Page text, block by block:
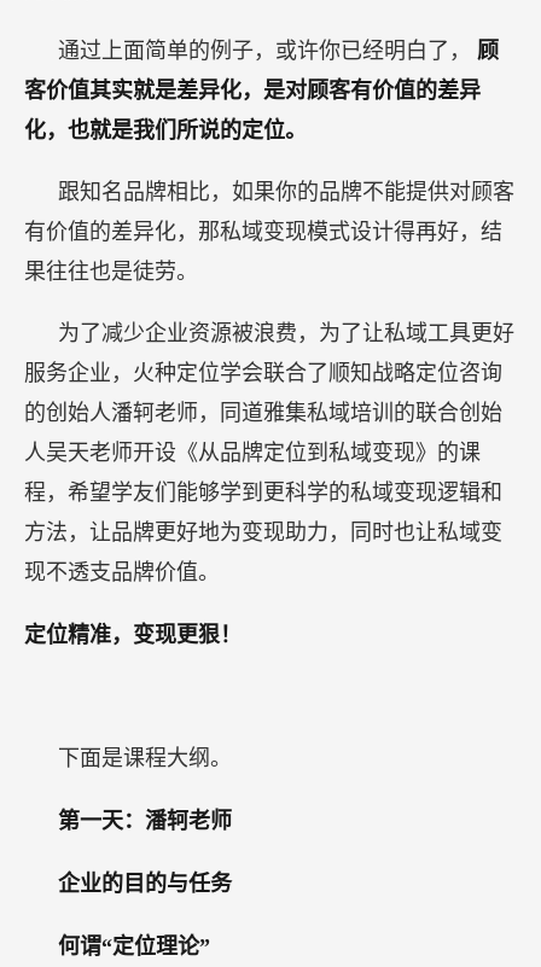
通过上面简单的例子，或许你已经明白了， 顾
客价值其实就是差异化，是对顾客有价值的差异
化，也就是我们所说的定位。
跟知名品牌相比，如果你的品牌不能提供对顾客
有价值的差异化，那私域变现模式设计得再好，结
果往往也是徒劳。
为了减少企业资源被浪费，为了让私域工具更好
服务企业，火种定位学会联合了顺知战略定位咨询
的创始人潘轲老师，同道雅集私域培训的联合创始
人吴天老师开设《从品牌定位到私域变现》的课
程，希望学友们能够学到更科学的私域变现逻辑和
方法，让品牌更好地为变现助力，同时也让私域变
现不透支品牌价值。
定位精准，变现更狠！
下面是课程大纲。
第一天：潘轲老师
企业的目的与任务
何谓“定位理论”